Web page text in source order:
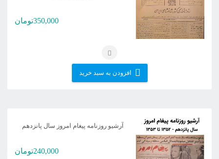
350,000تومان
افزودن به سبد خرید
آرشیو روزنامه پیغام امروز سال پانزدهم
240,000تومان